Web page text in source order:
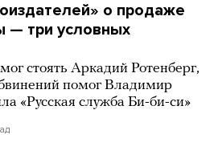
о продаже
— три условных
стоять Аркадий Ротенберг,
помог Владимир
«Русская служба Би-би-си»